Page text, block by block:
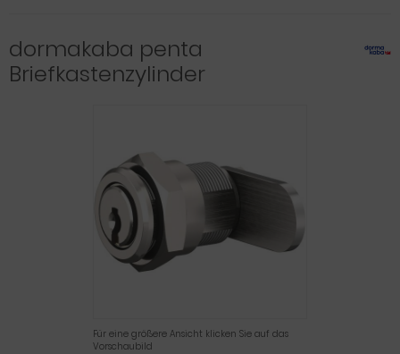
dormakaba penta
Briefkastenzylinder
Für eine größere Ansicht klicken Sie auf das
Vorschaubild